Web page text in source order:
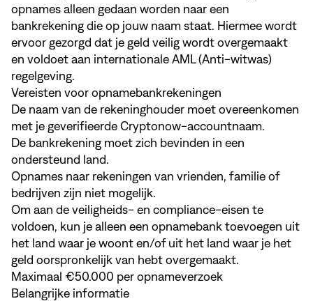
opnames alleen gedaan worden naar een
bankrekening die op jouw naam staat. Hiermee wordt
ervoor gezorgd dat je geld veilig wordt overgemaakt
en voldoet aan internationale AML (Anti-witwas)
regelgeving.
Vereisten voor opnamebankrekeningen
De naam van de rekeninghouder moet overeenkomen
met je geverifieerde Cryptonow-accountnaam.
De bankrekening moet zich bevinden in een
ondersteund land.
Opnames naar rekeningen van vrienden, familie of
bedrijven zijn niet mogelijk.
Om aan de veiligheids- en compliance-eisen te
voldoen, kun je alleen een opnamebank toevoegen uit
het land waar je woont en/of uit het land waar je het
geld oorspronkelijk van hebt overgemaakt.
Maximaal €50.000 per opnameverzoek
Belangrijke informatie